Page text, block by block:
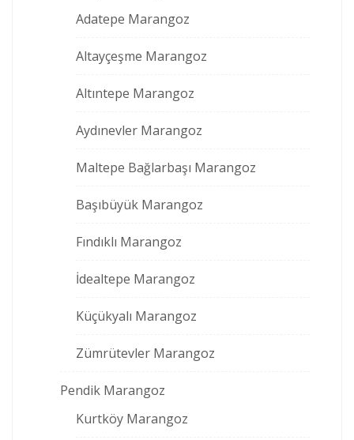
Adatepe Marangoz
Altayçeşme Marangoz
Altıntepe Marangoz
Aydınevler Marangoz
Maltepe Bağlarbaşı Marangoz
Başıbüyük Marangoz
Fındıklı Marangoz
İdealtepe Marangoz
Küçükyalı Marangoz
Zümrütevler Marangoz
Pendik Marangoz
Kurtköy Marangoz